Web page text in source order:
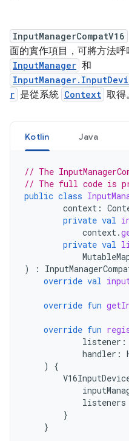
InputManagerCompatV16
面的實作項目，可將方法
InputManager 和
r 是從系統 Context 取得。
Kotlin Java
// The
// The full code is
public class
context :
private val
context.
private val
)
:
override val
override fun
override fun
listener :
handler :
)
{
listeners
}
}